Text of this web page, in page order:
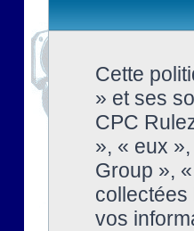
Cette
» et ses
CPC
», « eux
Group »,
collectées
vos